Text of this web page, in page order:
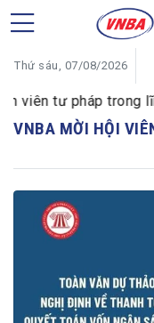
Thứ sáu, 07/08/2026
tư pháp trong lĩnh
VNBA MỜI HỘI